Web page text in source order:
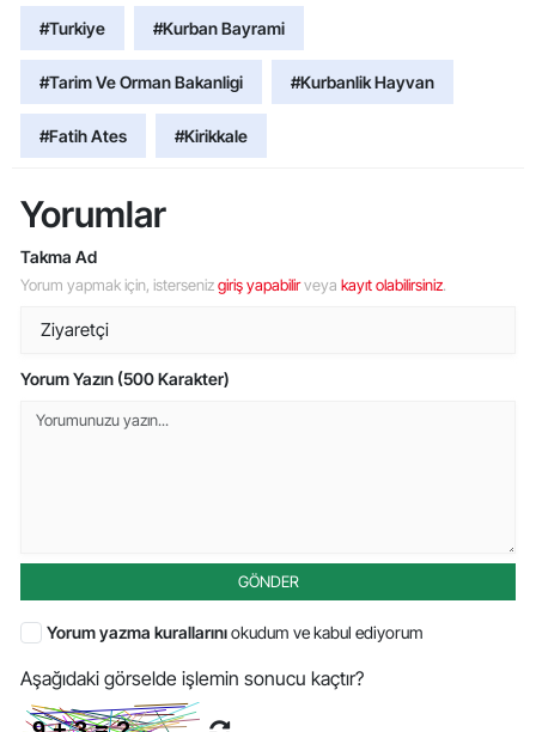
#Turkiye #Kurban Bayrami
#Tarim Ve Orman Bakanligi #Kurbanlik Hayvan
#Fatih Ates #Kirikkale
Yorumlar
Takma Ad
Yorum yapmak için, istersenizgiriş yapabilirveya kayıt olabilirsiniz.
Yorum Yazın (500 Karakter)
GÖNDER
Yorum yazma kurallarınıokudum ve kabul ediyorum
Aşağıdaki görselde işlemin sonucu kaçtır?